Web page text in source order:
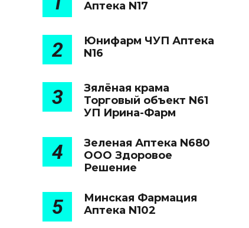
Аптека N17
2
Юнифарм ЧУП Аптека
N16
3
Зялёная крама
Торговый объект N61
УП Ирина-Фарм
4
Зеленая Аптека N680
ООО Здоровое
Решение
5
Минская Фармация
Аптека N102